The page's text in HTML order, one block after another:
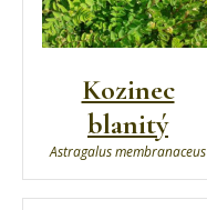
Kozinec
blanitý
Astragalus membranaceus